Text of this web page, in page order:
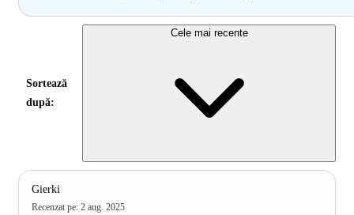
Sortează
după:
Cele mai recente
Gierki
Recenzat pe: 2 aug. 2025